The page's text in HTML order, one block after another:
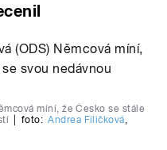
míní, že Česko se stále
foto: Andrea Filičková,